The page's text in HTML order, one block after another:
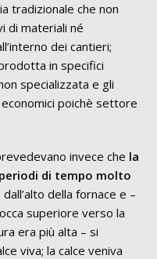
tradizionale che non
di materiali né
dei cantieri;
in specifici
specializzata e gli
poichè settore
invece che la
di tempo molto
della fornace e –
superiore verso la
era più alta – si
viva; la calce veniva